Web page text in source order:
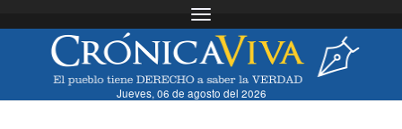
Toggle navigation
Jueves, 06 de agosto del 2026